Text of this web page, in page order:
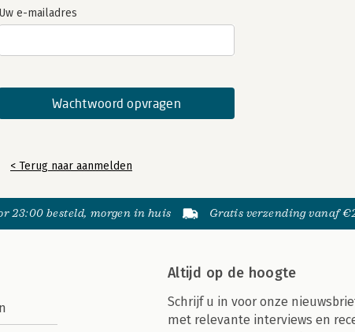
Uw e-mailadres
< Terug naar aanmelden
23:00 besteld, morgen in huis Gratis verzending vanaf
Altijd op de hoogte
Schrijf u in voor onze
met relevante interviews en